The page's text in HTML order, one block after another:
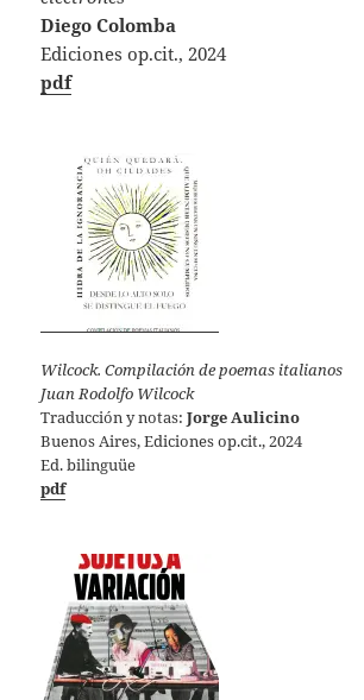
Diego Colomba
Ediciones op.cit., 2024
pdf
Wilcock. Compilación de poemas italianos
Juan Rodolfo Wilcock
Traducción y notas:Jorge Aulicino
Buenos Aires, Ediciones op.cit., 2024
Ed. bilinguüe
pdf